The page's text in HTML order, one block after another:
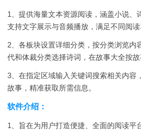
1、提供海量文本资源阅读，涵盖小说、
支持文字展示与音频播放，满足不同阅读
2、各板块设置详细分类，按分类浏览内
代和体裁分类选择诗词，在故事大全按故
3、在指定区域输入关键词搜索相关内容
故事，精准获取所需信息。
软件介绍：
1、旨在为用户打造便捷、全面的阅读平